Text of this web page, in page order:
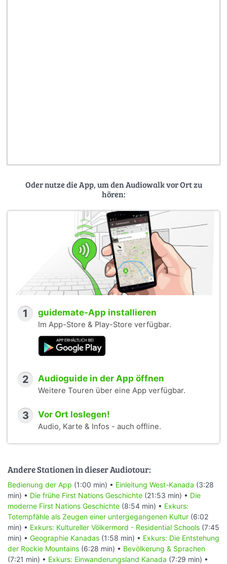
Oder nutze die App, um den Audiowalk vor Ort zu
hören:
1 guidemate-App installieren
Im App-Store & Play-Store verfügbar.
2 Audioguide in der App öffnen
Weitere Touren über eine App verfügbar.
3 Vor Ort loslegen!
Audio, Karte & Infos - auch offline.
Andere Stationen in dieser Audiotour:
Bedienung der App (1:00 min) • Einleitung West-Kanada (3:28
min) • Die frühe First Nations Geschichte (21:53 min) • Die
moderne First Nations Geschichte (8:54 min) • Exkurs:
Totempfähle als Zeugen einer untergegangenen Kultur (6:02
min) • Exkurs: Kultureller Völkermord - Residential Schools (7:45
min) • Geographie Kanadas (1:58 min) • Exkurs: Die Entstehung
der Rockie Mountains (6:28 min) • Bevölkerung & Sprachen
(7:21 min) • Exkurs: Einwanderungsland Kanada (7:29 min) •